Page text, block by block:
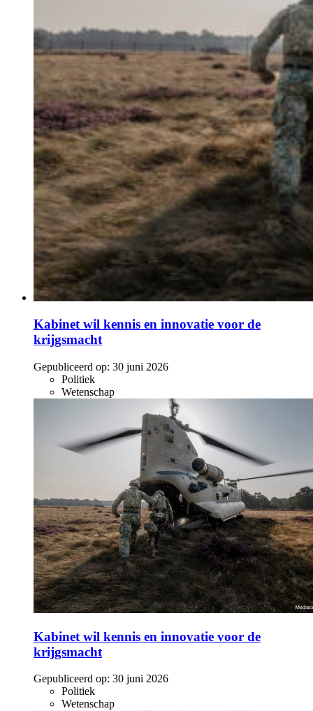
Kabinet wil kennis en innovatie voor de
krijgsmacht
Gepubliceerd op: 30 juni 2026
Politiek
Wetenschap
Kabinet wil kennis en innovatie voor de
krijgsmacht
Gepubliceerd op: 30 juni 2026
Politiek
Wetenschap